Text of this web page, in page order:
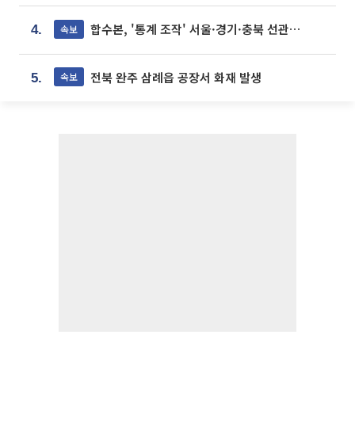
4. 속보 합수본, '통계 조작' 서울·경기·충북 선관위 등 추가 압수수색
5. 속보 전북 완주 삼례읍 공장서 화재 발생